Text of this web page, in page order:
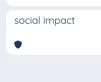
social impact